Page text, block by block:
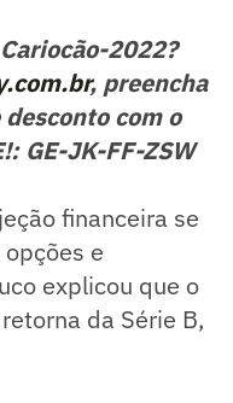
2022?
, preencha
com o
GE-JK-FF-ZSW
financeira se
e
explicou que o
da Série B,